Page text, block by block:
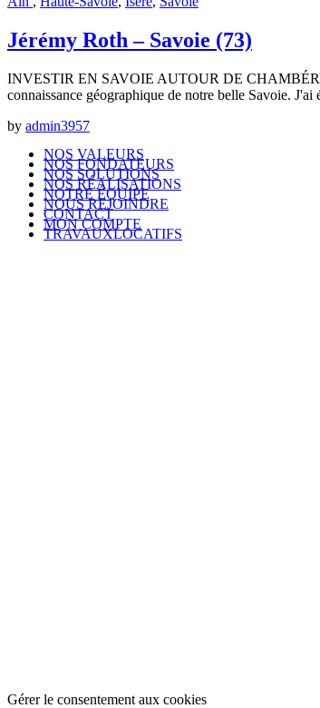
Jérémy Roth – Savoie (73)
INVESTIR EN SAVOIE AUTOUR DE CHAMBÉRY
connaissance géographique de notre belle Savoie.
by admin3957
NOS VALEURS
NOS FONDATEURS
NOS SOLUTIONS
NOS RÉALISATIONS
NOTRE ÉQUIPE
NOUS REJOINDRE
CONTACT
MON COMPTE
TRAVAUXLOCATIFS
Gérer le consentement aux cookies